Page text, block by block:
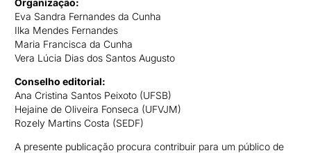
Eva Sandra Fernandes da Cunha
Ilka Mendes Fernandes
Maria Francisca da Cunha
Vera Lúcia Dias dos Santos Augusto
Conselho editorial:
Ana Cristina Santos Peixoto (UFSB)
Hejaine de Oliveira Fonseca (UFVJM)
Rozely Martins Costa (SEDF)
A presente publicação procura contribuir para um público de